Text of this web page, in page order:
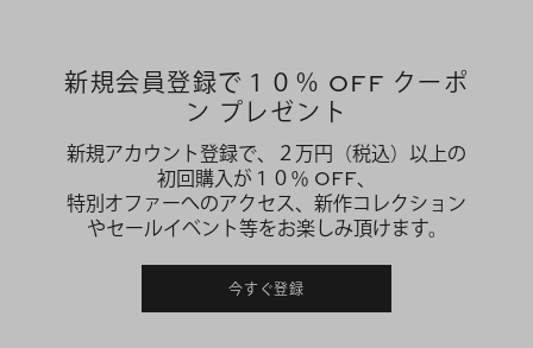
新規会員登録で１０％ OFF クーポ
ン プレゼント
新規アカウント登録で、２万円（税込）以上の
初回購入が１０％ OFF、
特別オファーへのアクセス、新作コレクション
やセールイベント等をお楽しみ頂けます。
今すぐ登録